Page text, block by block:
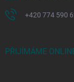
+420 774 590
PŘIJÍMÁME